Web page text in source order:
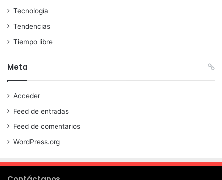
Tecnología
Tendencias
Tiempo libre
Meta
Acceder
Feed de entradas
Feed de comentarios
WordPress.org